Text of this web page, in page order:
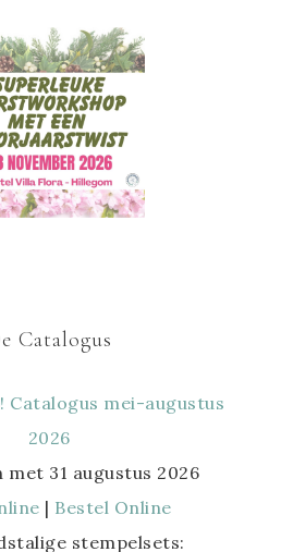
Catalogus
met 31 augustus 2026
| Bestel Online
stempelsets: